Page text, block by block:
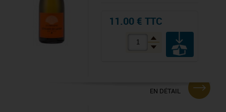
11.00 € TTC
EN DÉTAIL